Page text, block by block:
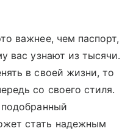
важнее, чем паспорт,
вас узнают из тысячи.
в своей жизни, то
со своего стиля.
стать надежным